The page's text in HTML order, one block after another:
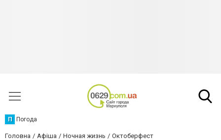
П Погода
Головна Афіша Ночная жизнь Октоберфест